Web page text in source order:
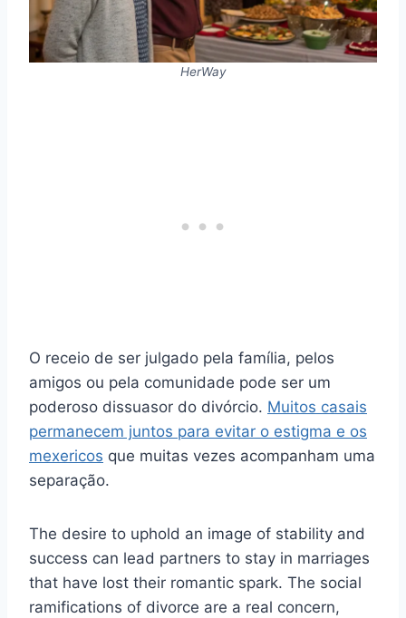
HerWay
O receio de ser julgado pela família, pelos
amigos ou pela comunidade pode ser um
poderoso dissuasor do divórcio. Muitos casais
permanecem juntos para evitar o estigma e os
mexericos que muitas vezes acompanham uma
separação.
The desire to uphold an image of stability and
success can lead partners to stay in marriages
that have lost their romantic spark. The social
ramifications of divorce are a real concern,